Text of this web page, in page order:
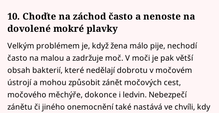
10. Choďte na záchod často a nenoste na
dovolené mokré plavky
Velkým problémem je, když žena málo pije, nechodí
často na malou a zadržuje moč. V moči je pak větší
obsah bakterií, které nedělají dobrotu v močovém
ústrojí a mohou způsobit zánět močových cest,
močového měchýře, dokonce i ledvin. Nebezpečí
zánětu či jiného onemocnění také nastává ve chvíli, kdy